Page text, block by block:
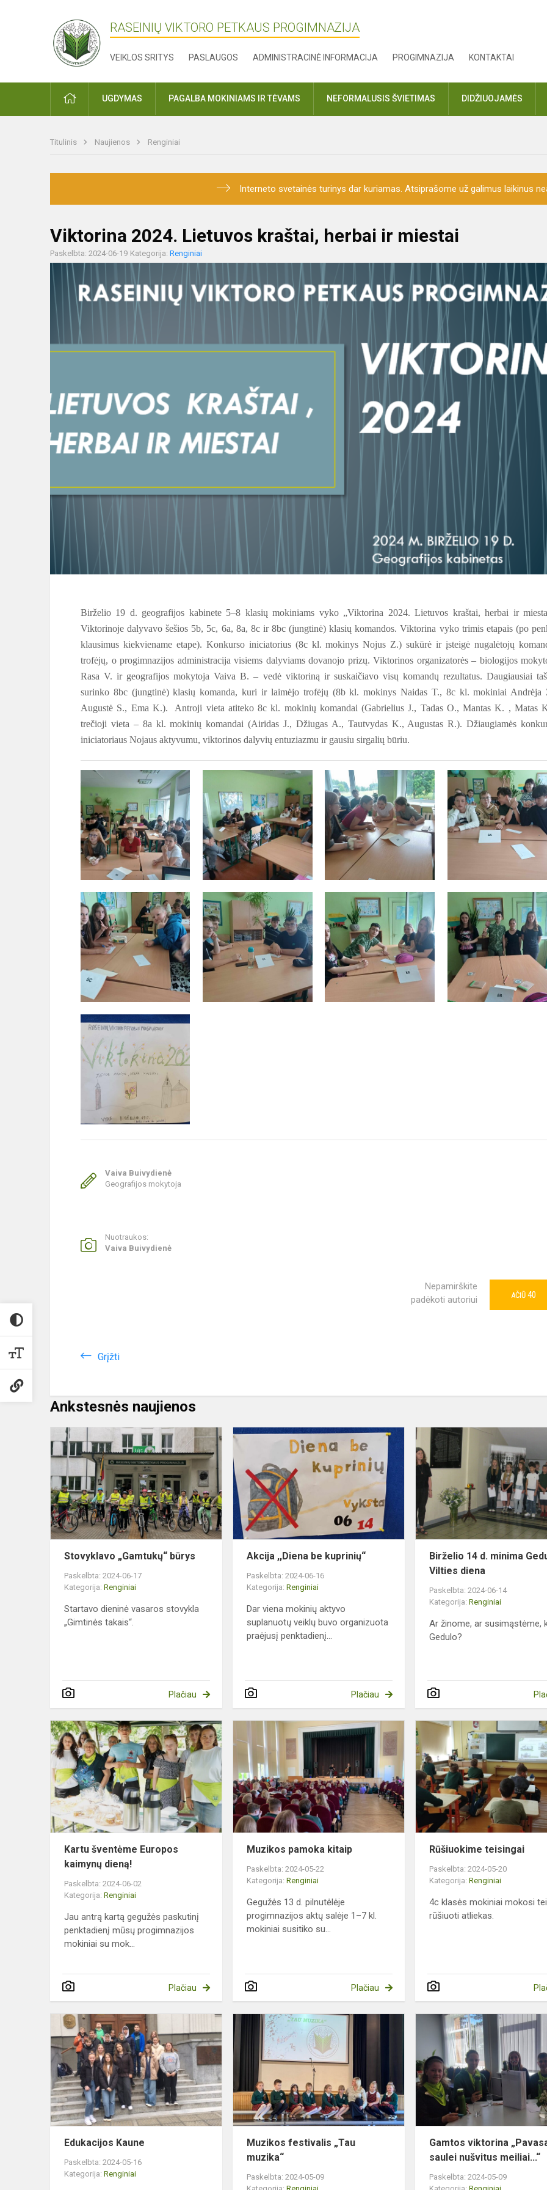
RASEINIŲ VIKTORO PETKAUS PROGIMNAZIJA
VEIKLOS SRITYS PASLAUGOS ADMINISTRACINĖ INFORMACIJA PROGIMNAZIJA KONTAKTAI
PRADŽIAUGDYMAS PAGALBA MOKINIAMS IR TĖVAMS NEFORMALUSIS ŠVIETIMAS DIDŽIUOJAMĖS
Titulinis Naujienos Renginiai
Interneto svetainės turinys dar kuriamas. Atsiprašome už galimus laikinus
Viktorina 2024. Lietuvos kraštai, herbai ir miestai
Paskelbta: 2024-06-19 Kategorija: Renginiai
Birželio 19 d. geografijos kabinete 5–8 klasių mokiniams vyko „Viktorina 2024. Lietuvos kraštai, herbai ir
Viktorinoje dalyvavo šešios 5b, 5c, 6a, 8a, 8c ir 8bc (jungtinė) klasių komandos. Viktorina vyko trimis etapais (po
klausimus kiekviename etape). Konkurso iniciatorius (8c kl. mokinys Nojus Z.) sukūrė ir įsteigė nugalėtojų
trofėjų, o progimnazijos administracija visiems dalyviams dovanojo prizų. Viktorinos organizatorės – biologijos
Rasa V. ir geografijos mokytoja Vaiva B. – vedė viktoriną ir suskaičiavo visų komandų rezultatus. Daugiausiai
surinko 8bc (jungtinė) klasių komanda, kuri ir laimėjo trofėjų (8b kl. mokinys Naidas T., 8c kl. mokiniai Andrėja
Augustė S., Ema K.). Antroji vieta atiteko 8c kl. mokinių komandai (Gabrielius J., Tadas O., Mantas K. , Matas
trečioji vieta – 8a kl. mokinių komandai (Airidas J., Džiugas A., Tautvydas K., Augustas R.). Džiaugiamės
iniciatoriaus Nojaus aktyvumu, viktorinos dalyvių entuziazmu ir gausiu sirgalių būriu.
Vaiva Buivydienė
Geografijos mokytoja
Nuotraukos:
Vaiva Buivydienė
Nepamirškite
padėkoti autoriui
AČIŪ 40
Grįžti
Ankstesnės naujienos
Stovyklavo
būrys
Stovyklavo „Gamtukų“ būrys
Paskelbta: 2024-06-17
Kategorija: Renginiai
Startavo dieninė vasaros stovykla
„Gimtinės takais“.
Plačiau
Akcija
,,Diena
kuprinių“
Akcija ,,Diena be kuprinių“
Paskelbta: 2024-06-16
Kategorija:Renginiai
Dar viena mokinių aktyvo
suplanuotų veiklų buvo organizuota
praėjusį penktadienį...
Plačiau
Birželio 14 d. minima
Vilties diena
Paskelbta: 2024-06-14
Kategorija:Renginiai
Ar žinome, ar susimąstėme,
Gedulo?
Kartu
šventėme
Europos
kaimynų
dieną!
Kartu šventėme Europos
kaimynų dieną!
Paskelbta: 2024-06-02
Kategorija: Renginiai
Jau antrą kartą gegužės paskutinį
penktadienį mūsų progimnazijos
mokiniai su mok...
Plačiau
Muzikos
pamoka
kitaip
Muzikos pamoka kitaip
Paskelbta: 2024-05-22
Kategorija:Renginiai
Gegužės 13 d. pilnutėlėje
progimnazijos aktų salėje 1–7 kl.
mokiniai susitiko su...
Plačiau
Rūšiuokime teisingai
Paskelbta: 2024-05-20
Kategorija:Renginiai
4c klasės mokiniai mokosi
rūšiuoti atliekas.
Edukacijos
Kaune
Edukacijos Kaune
Paskelbta: 2024-05-16
Kategorija: Renginiai
Muzikos
festivalis
muzika“
Muzikos festivalis „Tau
muzika“
Paskelbta: 2024-05-09
Gamtos viktorina
saulei nušvitus meiliai...“
Paskelbta: 2024-05-09